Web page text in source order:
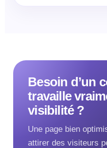
Besoin d’un
travaille
visibilité ?
Une page bien
attirer des visiteurs